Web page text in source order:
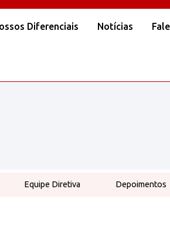
Diferenciais Notícias
Equipe Diretiva Depoimentos